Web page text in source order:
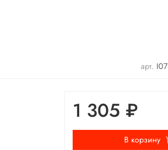
арт.
1 305 ₽
В корзину